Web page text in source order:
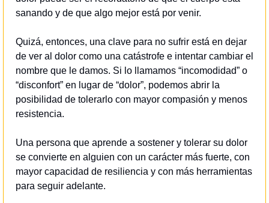
sanando y de que algo mejor está por venir.
Quizá, entonces, una clave para no sufrir está en dejar
de ver al dolor como una catástrofe e intentar cambiar el
nombre que le damos. Si lo llamamos “incomodidad” o
“disconfort” en lugar de “dolor”, podemos abrir la
posibilidad de tolerarlo con mayor compasión y menos
resistencia.
Una persona que aprende a sostener y tolerar su dolor
se convierte en alguien con un carácter más fuerte, con
mayor capacidad de resiliencia y con más herramientas
para seguir adelante.